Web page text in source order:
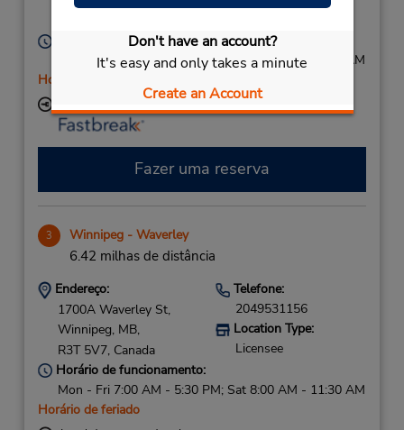
Don't have an account?
It's easy and only takes a minute
Create an Account
Horário de funcionamento:
Mon - Fri 7:30 AM - 5:30 PM; Sat 8:00 AM - 11:30 AM
Horário de feriado
Fazer uma reserva
3 Winnipeg - Waverley
6.42 milhas de distância
Endereço:
1700A Waverley St,
Winnipeg, MB,
R3T 5V7, Canada
Telefone:
2049531156
Location Type:
Licensee
Horário de funcionamento:
Mon - Fri 7:00 AM - 5:30 PM; Sat 8:00 AM - 11:30 AM
Horário de feriado